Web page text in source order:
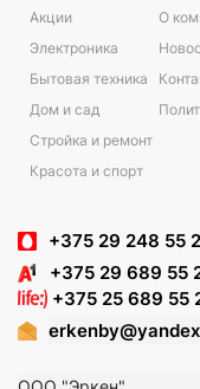
Акции
Электроника
Бытовая техника
Дом и сад
Стройка и ремонт
Красота и спорт
О
+375 29 248 55
+375 29 689 55
+375 25 689 55